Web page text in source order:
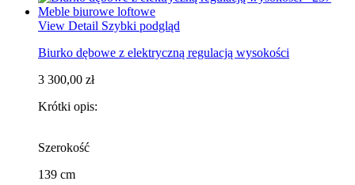
View Detail Szybki podgląd
Biurko dębowe z elektryczną regulacją wysokości
3 300,00 zł
Krótki opis:
Szerokość
139 cm